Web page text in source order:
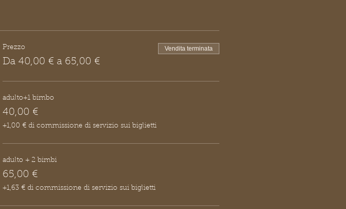
Prezzo
Da 40,00 € a 65,00 €
Vendita terminata
adulto+1 bimbo
40,00 €
+1,00 € di commissione di servizio sui biglietti
adulto + 2 bimbi
65,00 €
+1,63 € di commissione di servizio sui biglietti